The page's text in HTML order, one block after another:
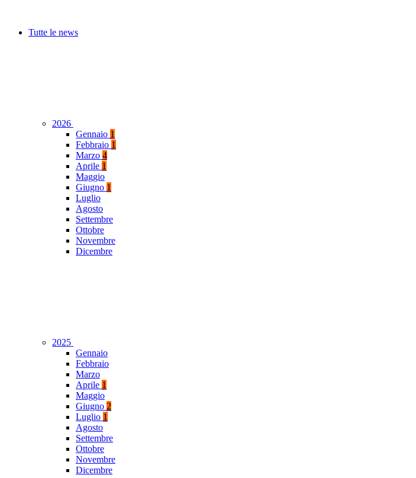
Tutte le news
2026
Gennaio 1
Febbraio 1
Marzo 4
Aprile 1
Maggio
Giugno 1
Luglio
Agosto
Settembre
Ottobre
Novembre
Dicembre
2025
Gennaio
Febbraio
Marzo
Aprile 1
Maggio
Giugno 2
Luglio 1
Agosto
Settembre
Ottobre
Novembre
Dicembre